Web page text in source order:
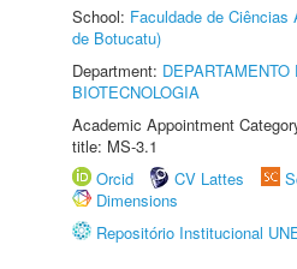
School: Faculdade de Ciências
de Botucatu)
Department:
BIOTECNOLOGIA
Academic Appointment
title: MS-3.1
Orcid
CV Lattes
Dimensions
Repositório Institucional